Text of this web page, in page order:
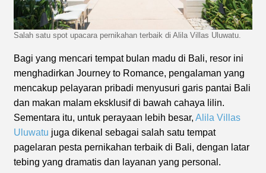
Salah satu spot upacara pernikahan terbaik di Alila Villas Uluwatu.
Bagi yang mencari tempat bulan madu di Bali, resor ini
menghadirkan Journey to Romance, pengalaman yang
mencakup pelayaran pribadi menyusuri garis pantai Bali
dan makan malam eksklusif di bawah cahaya lilin.
Sementara itu, untuk perayaan lebih besar, Alila Villas
Uluwatu juga dikenal sebagai salah satu tempat
pagelaran pesta pernikahan terbaik di Bali, dengan latar
tebing yang dramatis dan layanan yang personal.